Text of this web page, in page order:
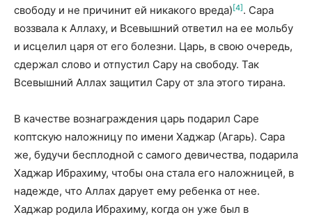
свободу и не причинит ей никакого вреда)[4]. Сара
воззвала к Аллаху, и Всевышний ответил на ее мольбу
и исцелил царя от его болезни. Царь, в свою очередь,
сдержал слово и отпустил Сару на свободу. Так
Всевышний Аллах защитил Сару от зла этого тирана.
В качестве вознаграждения царь подарил Саре
коптскую наложницу по имени Хаджар (Агарь). Сара
же, будучи бесплодной с самого девичества, подарила
Хаджар Ибрахиму, чтобы она стала его наложницей, в
надежде, что Аллах дарует ему ребенка от нее.
Хаджар родила Ибрахиму, когда он уже был в